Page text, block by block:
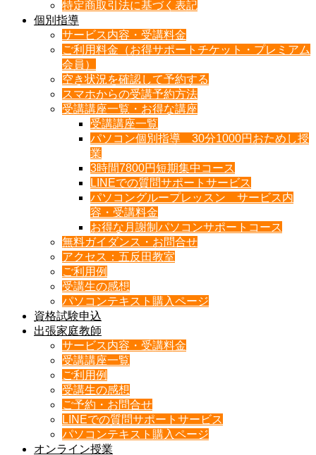
特定商取引法に基づく表記
個別指導
サービス内容・受講料金
ご利用料金（お得サポートチケット・プレミアム
会員）
空き状況を確認して予約する
スマホからの受講予約方法
受講講座一覧・お得な講座
受講講座一覧
パソコン個別指導 30分1000円おためし授
業
3時間7800円短期集中コース
LINEでの質問サポートサービス
パソコングループレッスン サービス内
容・受講料金
お得な月謝制パソコンサポートコース
無料ガイダンス・お問合せ
アクセス：五反田教室
ご利用例
受講生の感想
パソコンテキスト購入ページ
資格試験申込
出張家庭教師
サービス内容・受講料金
受講講座一覧
ご利用例
受講生の感想
ご予約・お問合せ
LINEでの質問サポートサービス
パソコンテキスト購入ページ
オンライン授業